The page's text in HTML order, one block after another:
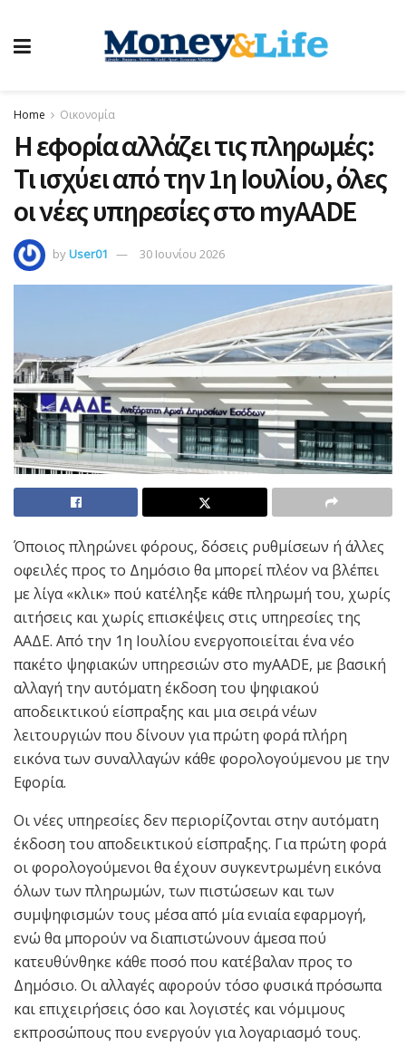
Home Οικονομία
Η εφορία αλλάζει τις πληρωμές:
Τι ισχύει από την 1η Ιουλίου, όλες
οι νέες υπηρεσίες στο myAADE
byUser01 30 Ιουνίου 2026
Όποιος πληρώνει φόρους, δόσεις ρυθμίσεων ή άλλες
οφειλές προς το Δημόσιο θα μπορεί πλέον να βλέπει
με λίγα «κλικ» πού κατέληξε κάθε πληρωμή του, χωρίς
αιτήσεις και χωρίς επισκέψεις στις υπηρεσίες της
ΑΑΔΕ. Από την 1η Ιουλίου ενεργοποιείται ένα νέο
πακέτο ψηφιακών υπηρεσιών στο myAADE, με βασική
αλλαγή την αυτόματη έκδοση του ψηφιακού
αποδεικτικού είσπραξης και μια σειρά νέων
λειτουργιών που δίνουν για πρώτη φορά πλήρη
εικόνα των συναλλαγών κάθε φορολογούμενου με την
Εφορία.
Οι νέες υπηρεσίες δεν περιορίζονται στην αυτόματη
έκδοση του αποδεικτικού είσπραξης. Για πρώτη φορά
οι φορολογούμενοι θα έχουν συγκεντρωμένη εικόνα
όλων των πληρωμών, των πιστώσεων και των
συμψηφισμών τους μέσα από μία ενιαία εφαρμογή,
ενώ θα μπορούν να διαπιστώνουν άμεσα πού
κατευθύνθηκε κάθε ποσό που κατέβαλαν προς το
Δημόσιο. Οι αλλαγές αφορούν τόσο φυσικά πρόσωπα
και επιχειρήσεις όσο και λογιστές και νόμιμους
εκπροσώπους που ενεργούν για λογαριασμό τους.